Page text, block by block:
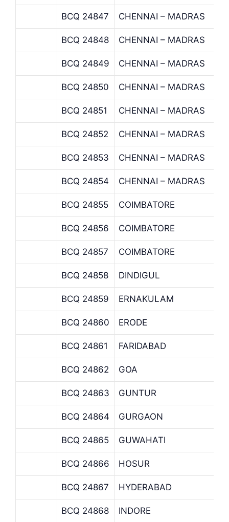
BCQ 24847 CHENNAI – MADRAS
BCQ 24848 CHENNAI – MADRAS
BCQ 24849 CHENNAI – MADRAS
BCQ 24850 CHENNAI – MADRAS
BCQ 24851 CHENNAI – MADRAS
BCQ 24852 CHENNAI – MADRAS
BCQ 24853 CHENNAI – MADRAS
BCQ 24854 CHENNAI – MADRAS
BCQ 24855 COIMBATORE
BCQ 24856 COIMBATORE
BCQ 24857 COIMBATORE
BCQ 24858 DINDIGUL
BCQ 24859 ERNAKULAM
BCQ 24860 ERODE
BCQ 24861 FARIDABAD
BCQ 24862 GOA
BCQ 24863 GUNTUR
BCQ 24864 GURGAON
BCQ 24865 GUWAHATI
BCQ 24866 HOSUR
BCQ 24867 HYDERABAD
BCQ 24868 INDORE